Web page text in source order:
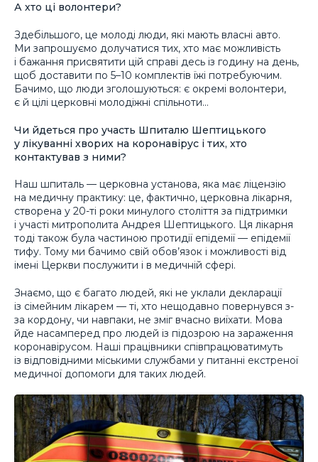
А хто ці волонтери?
Здебільшого, це молоді люди, які мають власні авто.
Ми запрошуємо долучатися тих, хто має можливість
і бажання присвятити цій справі десь із годину на день,
щоб доставити по 5–10 комплектів їжі потребуючим.
Бачимо, що люди зголошуються: є окремі волонтери,
є й цілі церковні молодіжні спільноти…
Чи йдеться про участь Шпиталю Шептицького
у лікуванні хворих на коронавірус і тих, хто
контактував з ними?
Наш шпиталь — церковна установа, яка має ліцензію
на медичну практику: це, фактично, церковна лікарня,
створена у 20-ті роки минулого століття за підтримки
і участі митрополита Андрея Шептицького. Ця лікарня
тоді також була частиною протидії епідемії — епідемії
тифу. Тому ми бачимо свій обов’язок і можливості від
імені Церкви послужити і в медичній сфері.
Знаємо, що є багато людей, які не уклали декларації
із сімейним лікарем — ті, хто нещодавно повернувся з-
за кордону, чи навпаки, не зміг вчасно виїхати. Мова
йде насамперед про людей із підозрою на зараження
коронавірусом. Наші працівники співпрацюватимуть
із відповідними міськими службами у питанні екстреної
медичної допомоги для таких людей.